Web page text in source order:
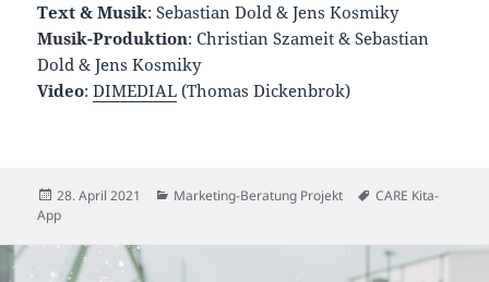
Text & Musik: Sebastian Dold & Jens Kosmiky
Musik-Produktion: Christian Szameit & Sebastian
Dold & Jens Kosmiky
Video:DIMEDIAL (Thomas Dickenbrok)
Veröffentlicht
am
28. April 2021 Kategorien
Marketing-Beratung Projekt Schlagwörter
CARE Kita-
App